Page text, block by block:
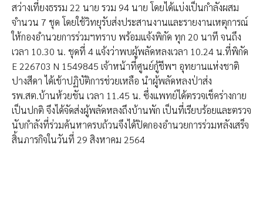
สว่างเที่ยงธรรม 22 นาย รวม 94 นาย โดยได้แบ่งเป็นกำลังผสม
จำนวน 7 ชุด โดยใช้วิทยุรับส่งประสานงานและรายงานเหตุการณ์
ให้กองอำนวยการร่วมฯทราบ พร้อมแจ้งพิกัด ทุก 20 นาที จนถึง
เวลา 10.30 น. ชุดที่ 4 แจ้งว่าพบผู้พลัดหลงเวลา 10.24 น.ที่พิกัด
E 226703 N 1549845 เจ้าหน้าที่ศูนย์กู้ชีพฯ อุทยานแห่งชาติ
ปางสีดา ได้เข้าปฏิบัติการช่วยเหลือ นำผู้พลัดหลงป่าส่ง
รพ.สต.บ้านห้วยชัน เวลา 11.45 น. ซึ่งแพทย์ได้ตรวจเช็คร่างกาย
เป็นปกติ จึงได้จัดส่งผู้พลัดหลงถึงบ้านพัก เป็นที่เรียบร้อยและตรวจ
นับกำลังที่ร่วมค้นหาครบถ้วนจึงได้ปิดกองอำนวยการร่วมหลังเสร็จ
สิ้นภารกิจในวันที่ 29 สิงหาคม 2564